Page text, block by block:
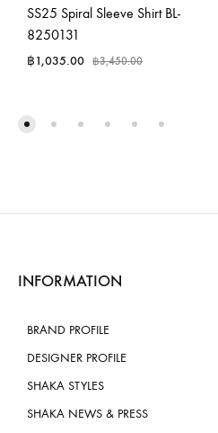
SS25 Spiral Sleeve Shirt BL-
8250131
฿1,035.00 ฿3,450.00
INFORMATION
BRAND PROFILE
DESIGNER PROFILE
SHAKA STYLES
SHAKA NEWS & PRESS